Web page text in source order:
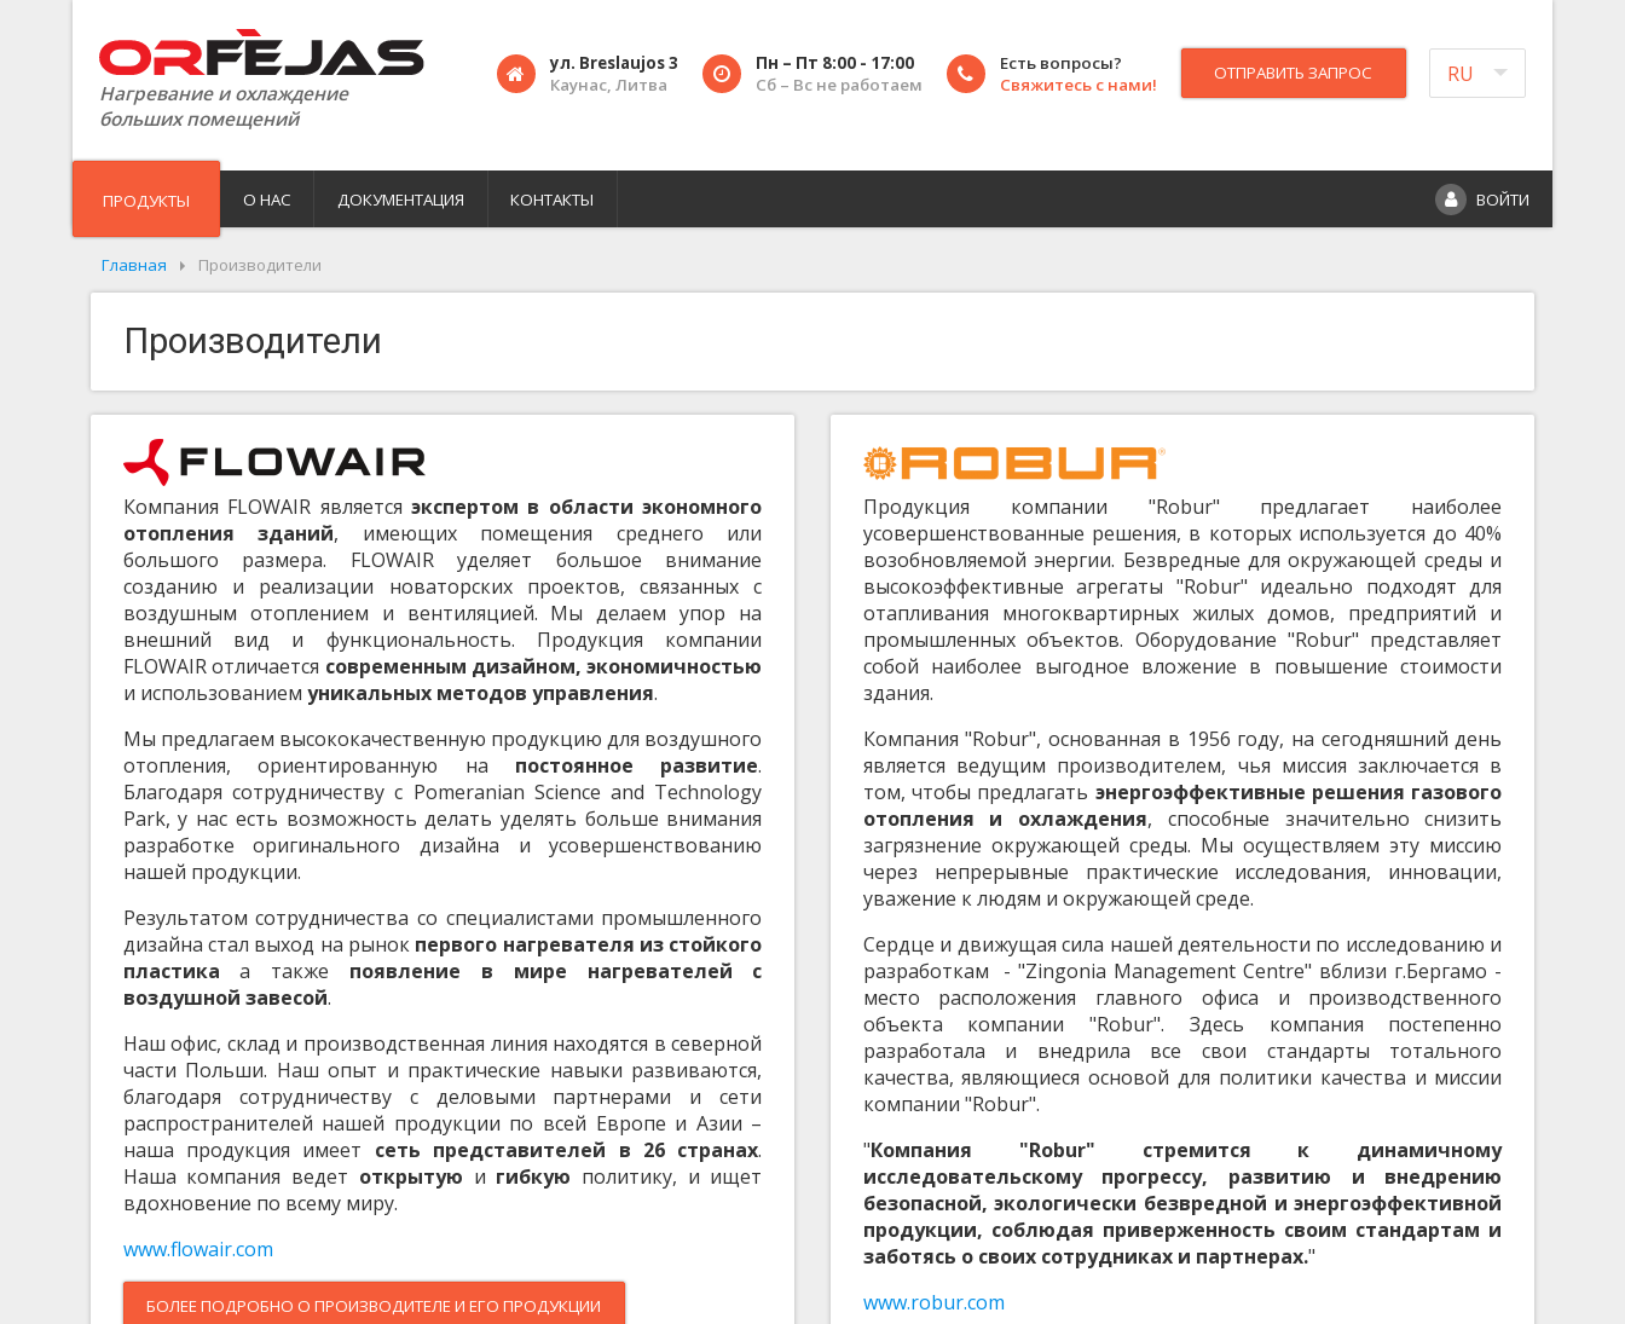
Нагревание и охлаждение
больших помещений
RU
ул. Breslaujos 3
Каунас, Литва
Пн – Пт 8:00 - 17:00
Сб – Вс не работаем
Есть вопросы?
Свяжитесь с нами!
ОТПРАВИТЬ ЗАПРОС
ПРОДУКТЫ О НАС ДОКУМЕНТАЦИЯ КОНТАКТЫ ВОЙТИ
Главная Производители
Производители
Компания FLOWAIR является экспертом в области экономного
отопления зданий, имеющих помещения среднего или
большого размера. FLOWAIR уделяет большое внимание
созданию и реализации новаторских проектов, связанных с
воздушным отоплением и вентиляцией. Мы делаем упор на
внешний вид и функциональность. Продукция компании
FLOWAIR отличается современным дизайном, экономичностью
и использованием уникальных методов управления.
Мы предлагаем высококачественную продукцию для воздушного
отопления, ориентированную на постоянное развитие.
Благодаря сотрудничеству с Pomeranian Science and Technology
Park, у нас есть возможность делать уделять больше внимания
разработке оригинального дизайна и усовершенствованию
нашей продукции.
Результатом сотрудничества со специалистами промышленного
дизайна стал выход на рынок первого нагревателя из стойкого
пластика а также появление в мире нагревателей с
воздушной завесой.
Наш офис, склад и производственная линия находятся в северной
части Польши. Наш опыт и практические навыки развиваются,
благодаря сотрудничеству с деловыми партнерами и сети
распространителей нашей продукции по всей Европе и Азии –
наша продукция имеет сеть представителей в 26 странах.
Наша компания ведет открытую и гибкую политику, и ищет
вдохновение по всему миру.
www.flowair.com
БОЛЕЕ ПОДРОБНО О ПРОИЗВОДИТЕЛЕ И ЕГО ПРОДУКЦИИ
Продукция компании "Robur" предлагает наиболее
усовершенствованные решения, в которых используется до 40%
возобновляемой энергии. Безвредные для окружающей среды и
высокоэффективные агрегаты "Robur" идеально подходят для
отапливания многоквартирных жилых домов, предприятий и
промышленных объектов. Оборудование "Robur" представляет
собой наиболее выгодное вложение в повышение стоимости
здания.
Компания "Robur", основанная в 1956 году, на сегодняшний день
является ведущим производителем, чья миссия заключается в
том, чтобы предлагать энергоэффективные решения газового
отопления и охлаждения, способные значительно снизить
загрязнение окружающей среды. Мы осуществляем эту миссию
через непрерывные практические исследования, инновации,
уважение к людям и окружающей среде.
Сердце и движущая сила нашей деятельности по исследованию и
разработкам - "Zingonia Management Centre" вблизи г.Бергамо -
место расположения главного офиса и производственного
объекта компании "Robur". Здесь компания постепенно
разработала и внедрила все свои стандарты тотального
качества, являющиеся основой для политики качества и миссии
компании "Robur".
"Компания "Robur" стремится к динамичному
исследовательскому прогрессу, развитию и внедрению
безопасной, экологически безвредной и энергоэффективной
продукции, соблюдая приверженность своим стандартам и
заботясь о своих сотрудниках и партнерах."
www.robur.com